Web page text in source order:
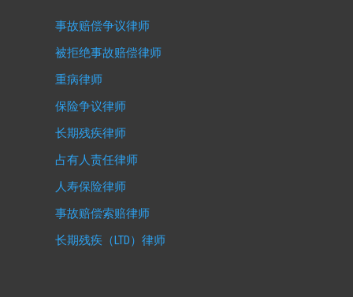
事故赔偿争议律师
被拒绝事故赔偿律师
重病律师
保险争议律师
长期残疾律师
占有人责任律师
人寿保险律师
事故赔偿索赔律师
长期残疾（LTD）律师